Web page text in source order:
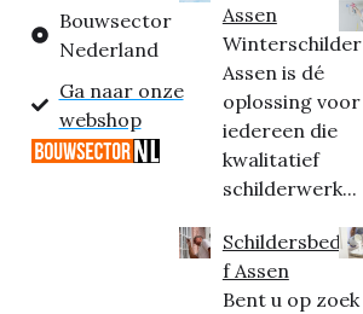
Bouwsector
Nederland
Ga naar onze
webshop
Assen
Winterschilder
Assen is dé
oplossing voor
iedereen die
kwalitatief
schilderwerk...
Schildersbedrij
f Assen
Bent u op zoek